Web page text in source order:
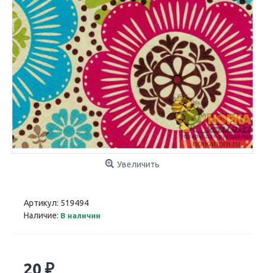
Увеличить
Артикул: 519494
Наличие: В наличии
20 ₽